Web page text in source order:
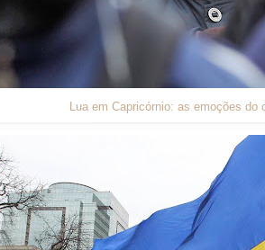
Lua em Capricórnio: as emoções